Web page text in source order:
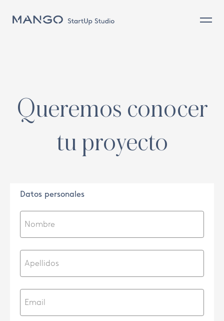
Comercio (on y off) y cliente
People
Queremos conocer
tu proyecto
Datos personales